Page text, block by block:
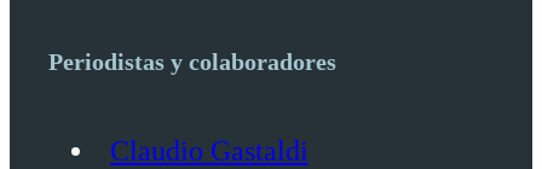
Periodistas y colaboradores
Claudio Gastaldi